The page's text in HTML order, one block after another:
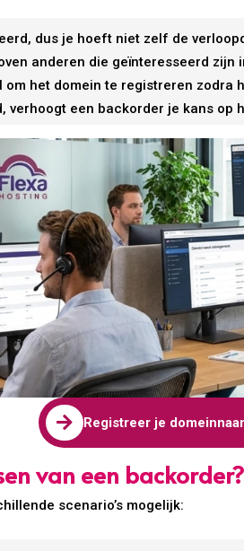
dus je hoeft niet zelf de
anderen die geïnteresseerd zijn
het domein te registreren zodra
verhoogt een backorder je kans op
 Registreer je
van een backorder?
scenario’s mogelijk: